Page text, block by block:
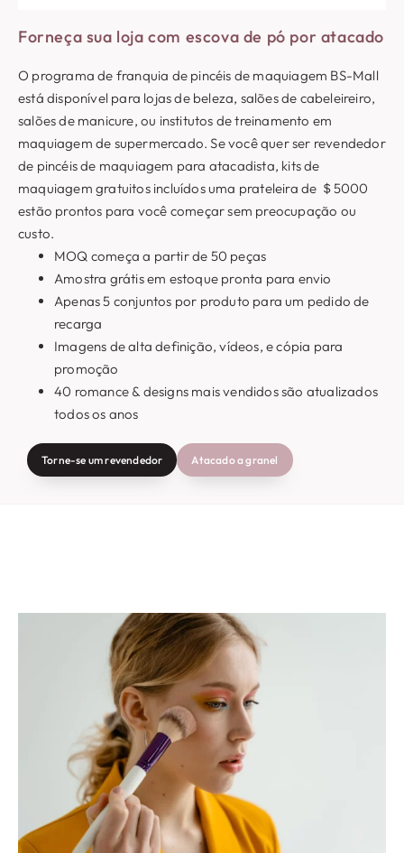
Forneça sua loja com escova de pó por atacado
O programa de franquia de pincéis de maquiagem BS-Mall
está disponível para lojas de beleza, salões de cabeleireiro,
salões de manicure, ou institutos de treinamento em
maquiagem de supermercado. Se você quer ser revendedor
de pincéis de maquiagem para atacadista, kits de
maquiagem gratuitos incluídos uma prateleira de ＄5000
estão prontos para você começar sem preocupação ou
custo.
MOQ começa a partir de 50 peças
Amostra grátis em estoque pronta para envio
Apenas 5 conjuntos por produto para um pedido de
recarga
Imagens de alta definição, vídeos, e cópia para
promoção
40 romance & designs mais vendidos são atualizados
todos os anos
Torne-se um revendedor Atacado a granel